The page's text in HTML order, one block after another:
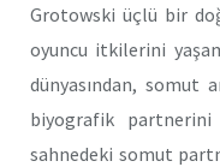
Grotowski üçlü bir
oyuncu itkilerini
dünyasından, somut
biyografik partnerini
sahnedeki somut